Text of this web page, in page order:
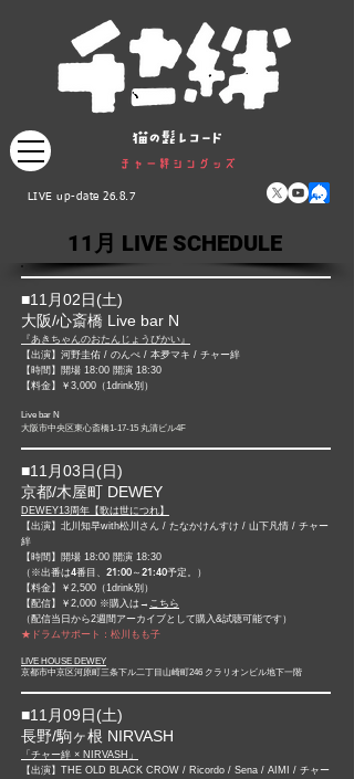
LIVE up-date 26.8.7
11月 LIVE SCHEDULE
■11 月02日(土)​
大阪/心斎橋 Live bar N
『あきちゃんのおたんじょうびかい』
【出演】河野圭佑 / のんぺ / 本夛マキ / チャー絆
【時間】開場 18:00 開演 18:30
【料金】￥3,000（1drink別）
Live bar N
大阪市中央区東心斎橋1-17-15 丸清ビル4F
■11月03日(日)​
京都/木屋町 DEWEY
DEWEY13周年【歌は世につれ】
【出演】北川知早with松川さん / たなかけんすけ / 山下凡情 / チャー
絆
【時間】開場 18:00 開演 18:30
​（※出番は4番目、21:00～21:40予定。）
【料金】
￥2,500（1drink別）
【配信】￥2,000 ※購入は→ こちら
（配信当日から2週間アーカイブとして購入&試聴可能です）
★ドラムサポート：松川もも子
LIVE HOUSE DEWEY
京都市中京区河原町三条下ル二丁目山崎町246 クラリオンビル地下一階
■11月09日(土)​
長野/駒ヶ根 NIRVASH
​「チャー絆 × NIRVASH」
【出演】THE OLD BLACK CROW / Ricordo / Sena / AIMI / チャー